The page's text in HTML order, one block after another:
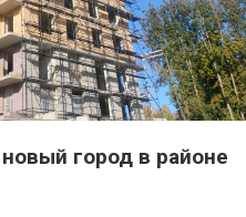
город в районе